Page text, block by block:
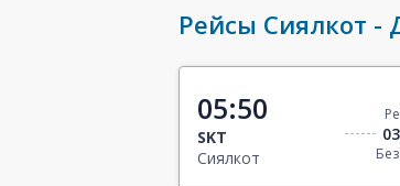
Рейсы Сиялкот -
05:50
SKT
Сиялкот